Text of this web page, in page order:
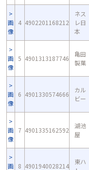
画
像
4 4902201168212
ネス
レ日
本
画
像
5 4901313187746
亀田
製菓
画
像
6 4901330574666
カル
ビー
画
像
7 4901335162592
湖池
屋
画 8 4901940028214
東ハ